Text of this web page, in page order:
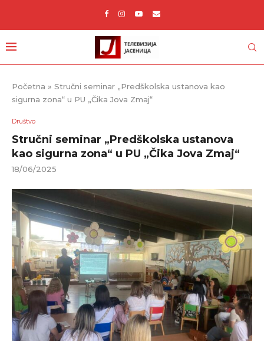
Početna » Stručni seminar „Predškolska ustanova kao
sigurna zona“ u PU „Čika Jova Zmaj“
Društvo
Stručni seminar „Predškolska ustanova
kao sigurna zona“ u PU „Čika Jova Zmaj“
18/06/2025